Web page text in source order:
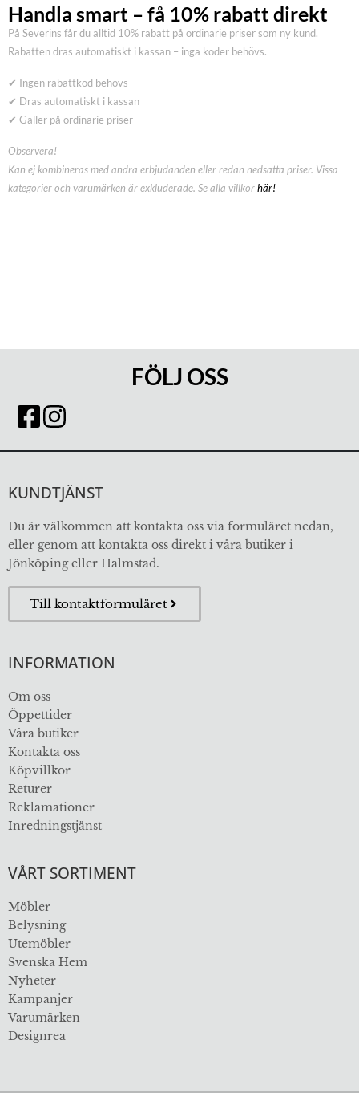
Handla smart – få 10% rabatt direkt
På Severins får du alltid 10% rabatt på ordinarie priser som ny kund.
Rabatten dras automatiskt i kassan – inga koder behövs.
✔ Ingen rabattkod behövs
✔ Dras automatiskt i kassan
✔ Gäller på ordinarie priser
Observera!
Kan ej kombineras med andra erbjudanden eller redan nedsatta priser. Vissa
kategorier och varumärken är exkluderade. Se alla villkorhär!
FÖLJ OSS
KUNDTJÄNST
Du är välkommen att kontakta oss via formuläret nedan,
eller genom att kontakta oss direkt i våra butiker i
Jönköping eller Halmstad.
Till kontaktformuläret
INFORMATION
Om oss
Öppettider
Våra butiker
Kontakta oss
Köpvillkor
Returer
Reklamationer
Inredningstjänst
VÅRT SORTIMENT
Möbler
Belysning
Utemöbler
Svenska Hem
Nyheter
Kampanjer
Varumärken
Designrea